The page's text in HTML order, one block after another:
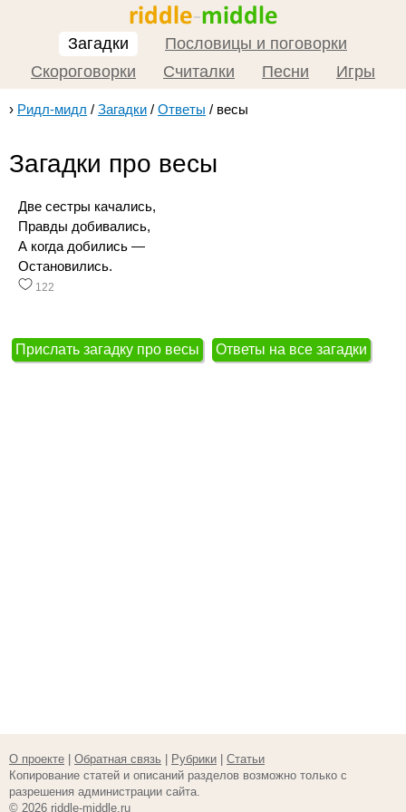
Загадки
Пословицы и поговорки
Скороговорки
Считалки Песни Игры
› Ридл-мидл / Загадки / Ответы / весы
Загадки про весы
Две сестры качались,
Правды добивались,
А когда добились —
Остановились.
122
Прислать загадку про весы Ответы на все загадки
О проекте Обратная связь Рубрики
Статьи
Копирование статей и описаний разделов возможно только с
разрешения администрации сайта.
© 2026 riddle-middle.ru